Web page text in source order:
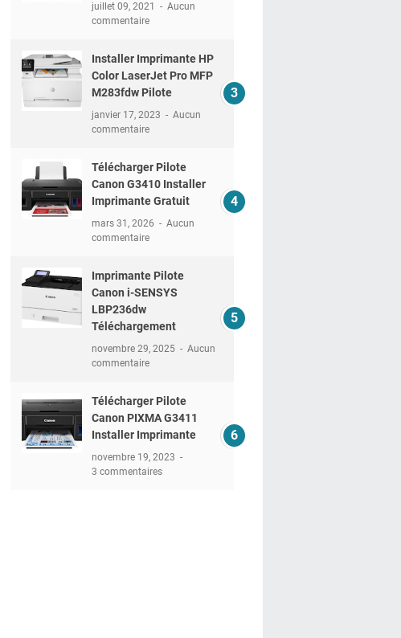
juillet 09, 2021
Aucun
commentaire
Installer Imprimante HP
Color LaserJet Pro MFP
M283fdw Pilote
janvier 17, 2023
Aucun
commentaire
Télécharger Pilote
Canon G3410 Installer
Imprimante Gratuit
mars 31, 2026
Aucun
commentaire
Imprimante Pilote
Canon i-SENSYS
LBP236dw
Téléchargement
novembre 29, 2025
Aucun
commentaire
Télécharger Pilote
Canon PIXMA G3411
Installer Imprimante
novembre 19, 2023
3 commentaires